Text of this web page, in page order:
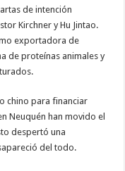
de intención
Kirchner y Hu Jintao.
exportadora de
de proteínas animales y
chino para financiar
Neuquén han movido el
despertó una
del todo.